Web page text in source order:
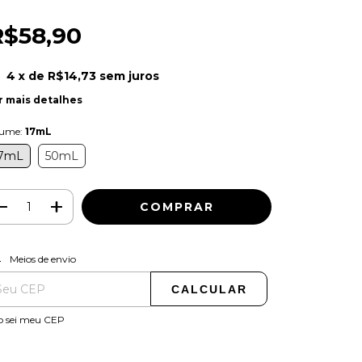
4 x de R$14,73 sem juros
mais detalhes
17mL
50mL
para o CEP:
Meios de envio
CALCULAR
sei meu CEP